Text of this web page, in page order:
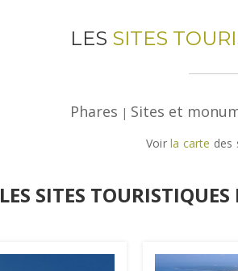
LES SITES
Phares | Sites et
Voirla carte des
LES SITES TOURISTIQUES